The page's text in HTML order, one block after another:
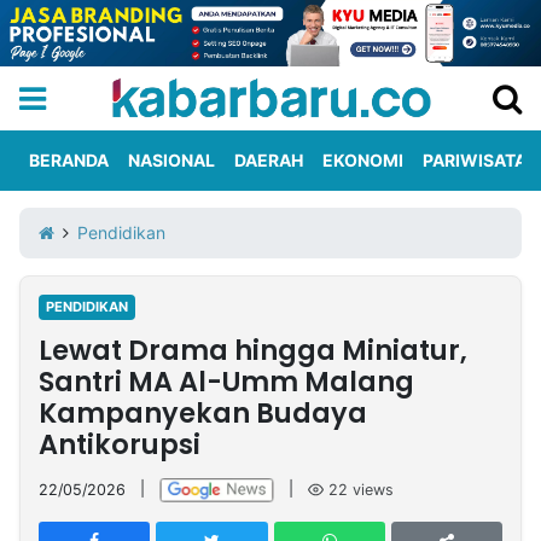
Iklan
Berita
Kami
Nasional
International
Olahraga
Entertainment
Daerah
Pariwisata
Kuliner
Kolom
Network
PT
TREETAN
BERANDA NASIONAL DAERAH EKONOMI PARIWISATA
Pendidikan
PENDIDIKAN
Lewat Drama hingga Miniatur,
Santri MA Al-Umm Malang
Kampanyekan Budaya
Antikorupsi
22/05/2026 22 views